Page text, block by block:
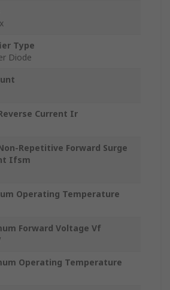
Type
Diode
Current Ir
Repetitive Forward Surge
Ifsm
Operating Temperature
Forward Voltage Vf
Operating Temperature